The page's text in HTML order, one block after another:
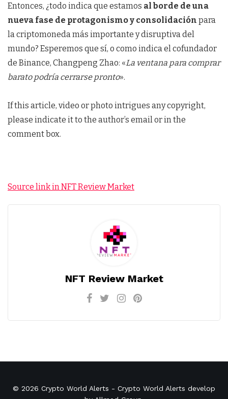
Entonces, ¿todo indica que estamos al borde de una
nueva fase de protagonismo y consolidación para
la criptomoneda más importante y disruptiva del
mundo? Esperemos que sí, o como indica el cofundador
de Binance, Changpeng Zhao: «La ventana para comprar
barato podría cerrarse pronto».
If this article, video or photo intrigues any copyright,
please indicate it to the author’s email or in the
comment box.
Source link in NFT Review Market
NFT Review Market
© 2026 Crypto World Alerts - Crypto World Alerts develop